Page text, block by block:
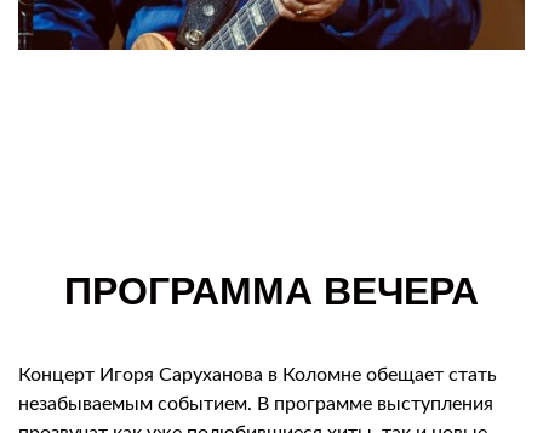
ПРОГРАММА ВЕЧЕРА
Концерт Игоря Саруханова в Коломне обещает стать
незабываемым событием. В программе выступления